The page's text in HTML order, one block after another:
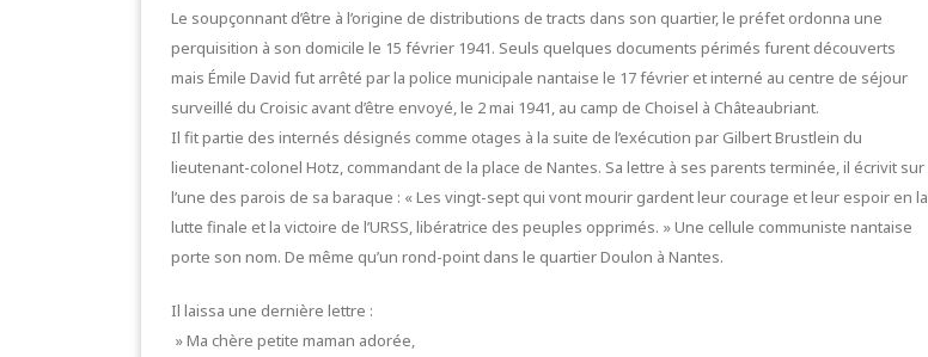
Le soupçonnant d’être à l’origine de distributions de tracts dans son quartier, le préfet ordonna une
perquisition à son domicile le 15 février 1941. Seuls quelques documents périmés furent découverts
mais Émile David fut arrêté par la police municipale nantaise le 17 février et interné au centre de séjour
surveillé du Croisic avant d’être envoyé, le 2 mai 1941, au camp de Choisel à Châteaubriant.
Il fit partie des internés désignés comme otages à la suite de l’exécution par Gilbert Brustlein du
lieutenant-colonel Hotz, commandant de la place de Nantes. Sa lettre à ses parents terminée, il écrivit sur
l’une des parois de sa baraque : « Les vingt-sept qui vont mourir gardent leur courage et leur espoir en la
lutte finale et la victoire de l’URSS, libératrice des peuples opprimés. » Une cellule communiste nantaise
porte son nom. De même qu’un rond-point dans le quartier Doulon à Nantes.
Il laissa une dernière lettre :
» Ma chère petite maman adorée,